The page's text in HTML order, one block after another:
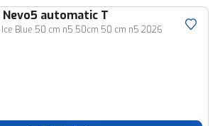
Nevo5 automatic T
Ice Blue 50 cm n5 50cm 50 cm n5 2026